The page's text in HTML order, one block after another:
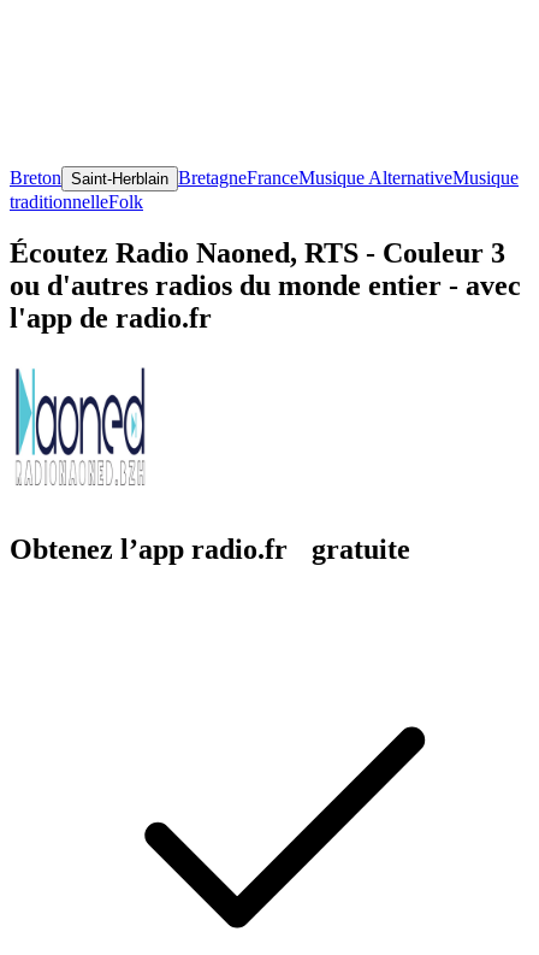
Breton Saint-Herblain BretagneFranceMusique AlternativeMusique
traditionnelleFolk
Écoutez Radio Naoned, RTS - Couleur 3
ou d'autres radios du monde entier - avec
l'app de radio.fr
Obtenez l’app radio.fr gratuite